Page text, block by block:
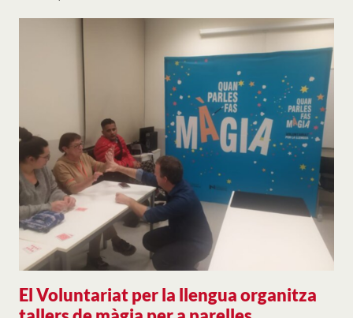
El Voluntariat per la llengua organitza